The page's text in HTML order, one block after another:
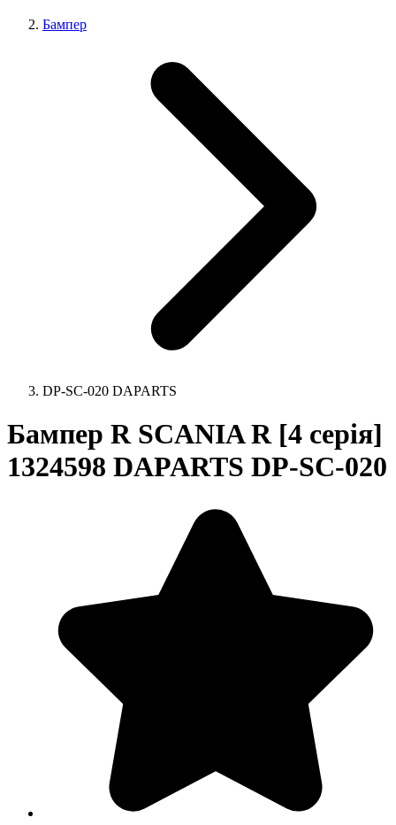
Бампер
DP-SC-020 DAPARTS
Бампер R SCANIA R [4 серія]
1324598 DAPARTS DP-SC-020